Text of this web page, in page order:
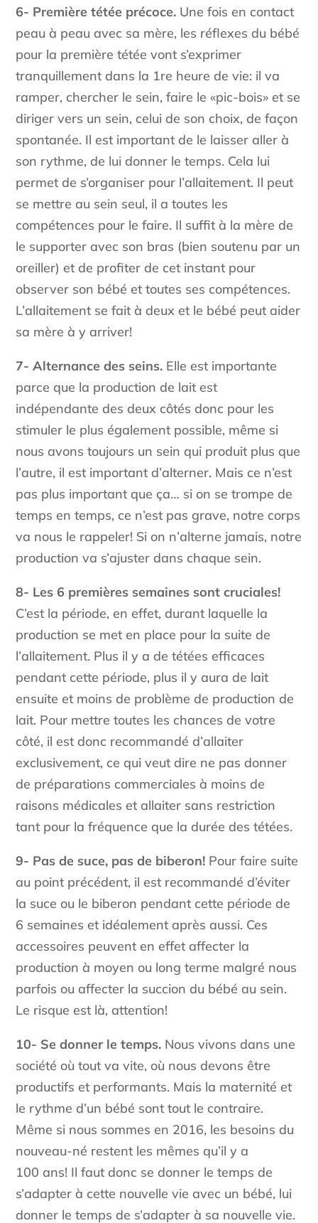
6- Première tétée précoce. Une fois en contact
peau à peau avec sa mère, les réflexes du bébé
pour la première tétée vont s’exprimer
tranquillement dans la 1re heure de vie: il va
ramper, chercher le sein, faire le «pic-bois» et se
diriger vers un sein, celui de son choix, de façon
spontanée. Il est important de le laisser aller à
son rythme, de lui donner le temps. Cela lui
permet de s’organiser pour l’allaitement. Il peut
se mettre au sein seul, il a toutes les
compétences pour le faire. Il suffit à la mère de
le supporter avec son bras (bien soutenu par un
oreiller) et de profiter de cet instant pour
observer son bébé et toutes ses compétences.
L’allaitement se fait à deux et le bébé peut aider
sa mère à y arriver!
7- Alternance des seins. Elle est importante
parce que la production de lait est
indépendante des deux côtés donc pour les
stimuler le plus également possible, même si
nous avons toujours un sein qui produit plus que
l’autre, il est important d’alterner. Mais ce n’est
pas plus important que ça… si on se trompe de
temps en temps, ce n’est pas grave, notre corps
va nous le rappeler! Si on n’alterne jamais, notre
production va s’ajuster dans chaque sein.
8- Les 6 premières semaines sont cruciales!
C’est la période, en effet, durant laquelle la
production se met en place pour la suite de
l’allaitement. Plus il y a de tétées efficaces
pendant cette période, plus il y aura de lait
ensuite et moins de problème de production de
lait. Pour mettre toutes les chances de votre
côté, il est donc recommandé d’allaiter
exclusivement, ce qui veut dire ne pas donner
de préparations commerciales à moins de
raisons médicales et allaiter sans restriction
tant pour la fréquence que la durée des tétées.
9- Pas de suce, pas de biberon! Pour faire suite
au point précédent, il est recommandé d’éviter
la suce ou le biberon pendant cette période de
6 semaines et idéalement après aussi. Ces
accessoires peuvent en effet affecter la
production à moyen ou long terme malgré nous
parfois ou affecter la succion du bébé au sein.
Le risque est là, attention!
10- Se donner le temps. Nous vivons dans une
société où tout va vite, où nous devons être
productifs et performants. Mais la maternité et
le rythme d’un bébé sont tout le contraire.
Même si nous sommes en 2016, les besoins du
nouveau-né restent les mêmes qu’il y a
100 ans! Il faut donc se donner le temps de
s’adapter à cette nouvelle vie avec un bébé, lui
donner le temps de s’adapter à sa nouvelle vie.